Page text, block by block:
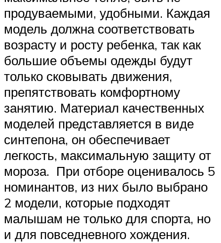
продуваемыми, удобными. Каждая
модель должна соответствовать
возрасту и росту ребенка, так как
большие объемы одежды будут
только сковывать движения,
препятствовать комфортному
занятию. Материал качественных
моделей представляется в виде
синтепона, он обеспечивает
легкость, максимальную защиту от
мороза. При отборе оценивалось 5
номинантов, из них было выбрано
2 модели, которые подходят
малышам не только для спорта, но
и для повседневного хождения.